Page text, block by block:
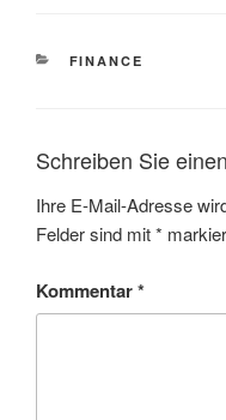
KATEGORIEN
FINANCE
Schreiben Sie
Ihre E-Mail-Adresse
Felder sind mit*
Kommentar*